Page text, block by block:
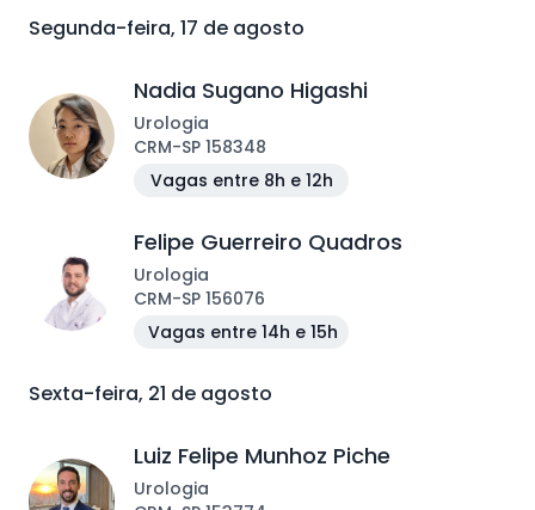
Segunda-feira, 17 de agosto
Nadia Sugano Higashi
Urologia
CRM-SP 158348
Vagas entre 8h e 12h
Felipe Guerreiro Quadros
Urologia
CRM-SP 156076
Vagas entre 14h e 15h
Sexta-feira, 21 de agosto
Luiz Felipe Munhoz Piche
Urologia